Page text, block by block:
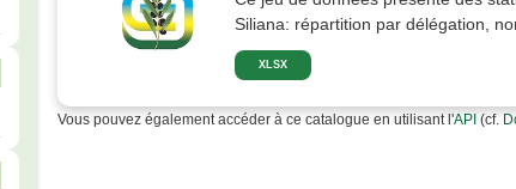
Siliana: répartition par délégation,
XLSX
Vous pouvez également accéder à ce catalogue en utilisant l'API (cf.